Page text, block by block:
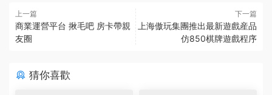
上一篇
商業運營平台 揪毛吧 房卡帶親
友圈
下一篇
上海傲玩集團推出最新遊戲産品
仿850棋牌遊戲程序
猜你喜歡